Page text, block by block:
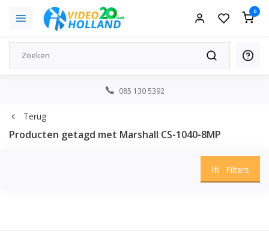
0
085 130 5392
Terug
Producten getagd met Marshall CS-1040-8MP
Filters